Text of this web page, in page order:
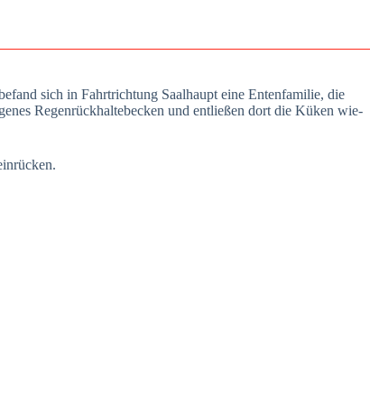
sich in Fahrt­rich­tung Saal­haupt eine Enten­fa­mi­lie, die
Regen­rück­hal­te­be­cken und ent­lie­ßen dort die Küken wie­